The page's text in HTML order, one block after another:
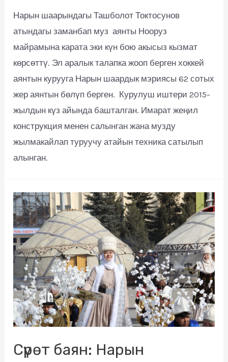
Нарын шаарындагы Ташболот Токтосунов
атындагы заманбап муз аянты Нооруз
майрамына карата эки күн бою акысыз кызмат
көрсөттү. Эл аралык талапка жооп берген хоккей
аянтын курууга Нарын шаардык мэриясы 62 сотых
жер аянтын бөлүп берген. Курулуш иштери 2015-
жылдын күз айында башталган. Имарат жеңил
конструкция менен салынган жана музду
жылмакайлап туруучу атайын техника сатылып
алынган.
Сүрөт баян: Нарын